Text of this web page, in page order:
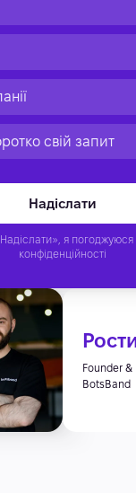
Founder &
BotsBand
я погоджуюся
конфіденційності